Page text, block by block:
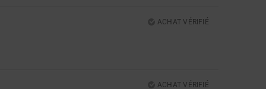
ACHAT VÉRIFIÉ
ACHAT VÉRIFIÉ